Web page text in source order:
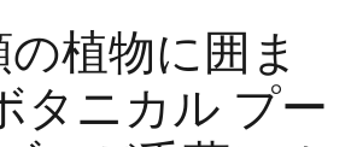
植物に囲ま
タニカル プー